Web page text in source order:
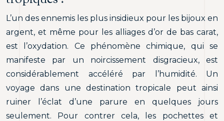
L’un des ennemis les plus insidieux pour les bijoux en
argent, et même pour les alliages d’or de bas carat,
est l’oxydation. Ce phénomène chimique, qui se
manifeste par un noircissement disgracieux, est
considérablement accéléré par l’humidité. Un
voyage dans une destination tropicale peut ainsi
ruiner l’éclat d’une parure en quelques jours
seulement. Pour contrer cela, les pochettes et